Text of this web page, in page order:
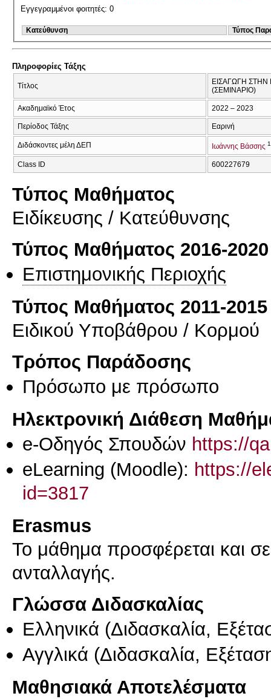
Εγγεγραμμένοι φοιτητές: 0
Κατεύθυνση Τύπος
Πληροφορίες Τάξης
Τίτλος
ΕΙΣΑΓΩΓΗ
(ΣΕΜΙΝΑΡΙΟ)
Ακαδημαϊκό Έτος 2022 – 2023
Περίοδος Τάξης Εαρινή
Διδάσκοντες μέλη ΔΕΠ Ιωάννης Βάσσης
Class ID 600227679
Τύπος Μαθήματος
Eιδίκευσης / Kατεύθυνσης
Τύπος Μαθήματος 2016-2020
Επιστημονικής Περιοχής
Τύπος Μαθήματος 2011-2015
Ειδικού Υποβάθρου / Κορμού
Τρόπος Παράδοσης
Πρόσωπο με πρόσωπο
Ηλεκτρονική Διάθεση
e-Οδηγός Σπουδών https://
eLearning (Moodle): https://
id=3817
Erasmus
Το μάθημα προσφέρεται και
ανταλλαγής.
Γλώσσα Διδασκαλίας
Ελληνικά (Διδασκαλία,
Αγγλικά (Διδασκαλία,
Μαθησιακά Αποτελέσματα